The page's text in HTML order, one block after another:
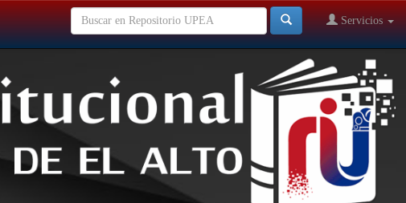
Servicios